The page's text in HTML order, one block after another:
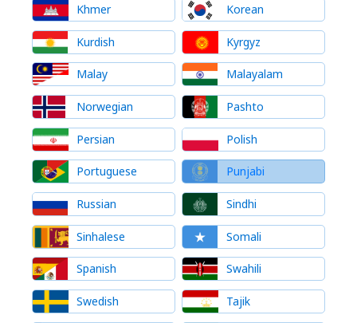
Khmer Korean
Kurdish Kyrgyz
Malay Malayalam
Norwegian Pashto
Persian Polish
Portuguese Punjabi
Russian Sindhi
Sinhalese Somali
Spanish Swahili
Swedish Tajik